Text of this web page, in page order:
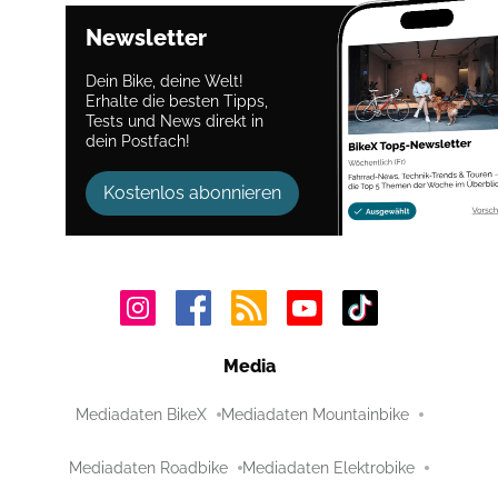
Newsletter
Dein Bike, deine Welt!
Erhalte die besten Tipps,
Tests und News direkt in
dein Postfach!
Kostenlos abonnieren
Media
Mediadaten BikeX Mediadaten Mountainbike
Mediadaten Roadbike Mediadaten Elektrobike